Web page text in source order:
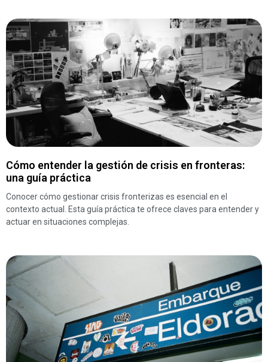
Cómo entender la gestión de crisis en fronteras:
una guía práctica
Conocer cómo gestionar crisis fronterizas es esencial en el
contexto actual. Esta guía práctica te ofrece claves para entender y
actuar en situaciones complejas.